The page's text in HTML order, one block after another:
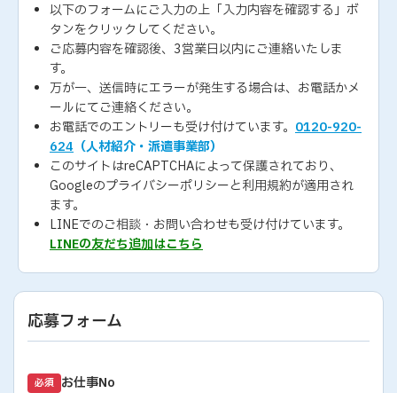
以下のフォームにご入力の上「入力内容を確認する」ボ
タンをクリックしてください。
ご応募内容を確認後、3営業日以内にご連絡いたしま
す。
万が一、送信時にエラーが発生する場合は、お電話かメ
ールにてご連絡ください。
お電話でのエントリーも受け付けています。 0120-920-
624 （人材紹介・派遣事業部）
このサイトはreCAPTCHAによって保護されており、
Googleのプライバシーポリシーと利用規約が適用され
ます。
LINEでのご相談・お問い合わせも受け付けています。
LINEの友だち追加はこちら
応募フォーム
必須 お仕事No